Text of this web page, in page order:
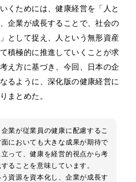
くためには、健康経営を「人と
企業が成長することで、社会の
として捉え、人という無形資産
積極的に推進していくことが求
え方に基づき、今回、日本の企
るように、深化版の健康経営に
まとめた。
業が従業員の健康に配慮するこ
においても大きな成果が期待で
って、健康を経営的視点から考
ることを意味しています。
資源を資本化し、企業が成長す